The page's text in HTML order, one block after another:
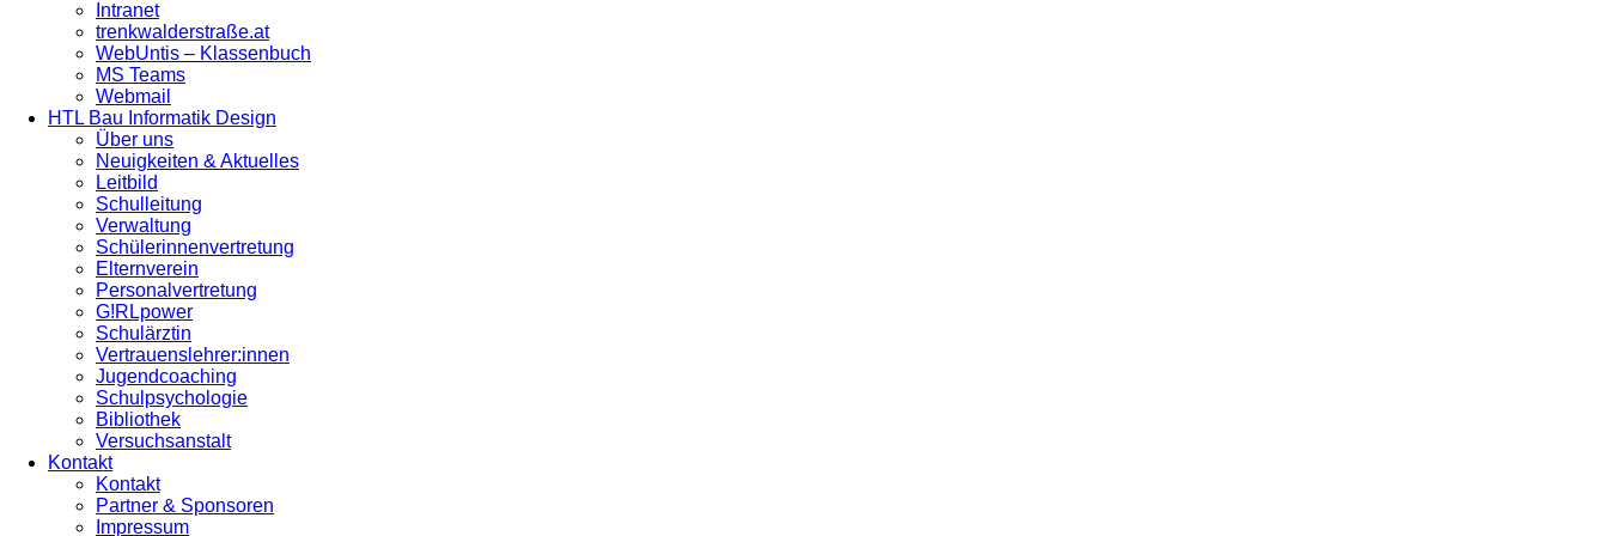
Intranet
trenkwalderstraße.at
WebUntis – Klassenbuch
MS Teams
Webmail
HTL Bau Informatik Design
Über uns
Neuigkeiten & Aktuelles
Leitbild
Schulleitung
Verwaltung
Schülerinnenvertretung
Elternverein
Personalvertretung
G!RLpower
Schulärztin
Vertrauenslehrer:innen
Jugendcoaching
Schulpsychologie
Bibliothek
Versuchsanstalt
Kontakt
Kontakt
Partner & Sponsoren
Impressum